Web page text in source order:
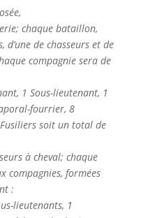
chaque bataillon,
d’une de chasseurs et de
compagnie sera de
1 Sous-lieutenant, 1
fourrier, 8
soit un total de
à cheval; chaque
compagnies, formées
:
lieutenants, 1